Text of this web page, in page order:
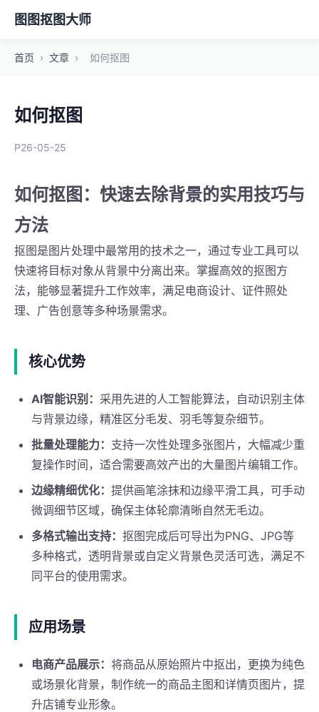
图图抠图大师
首页 › 文章 › 如何抠图
如何抠图
P26-05-25
如何抠图：快速去除背景的实用技巧与
方法
抠图是图片处理中最常用的技术之一，通过专业工具可以
快速将目标对象从背景中分离出来。掌握高效的抠图方
法，能够显著提升工作效率，满足电商设计、证件照处
理、广告创意等多种场景需求。
核心优势
AI智能识别： 采用先进的人工智能算法，自动识别主体
与背景边缘，精准区分毛发、羽毛等复杂细节。
批量处理能力： 支持一次性处理多张图片，大幅减少重
复操作时间，适合需要高效产出的大量图片编辑工作。
边缘精细优化： 提供画笔涂抹和边缘平滑工具，可手动
微调细节区域，确保主体轮廓清晰自然无毛边。
多格式输出支持： 抠图完成后可导出为PNG、JPG等
多种格式，透明背景或自定义背景色灵活可选，满足不
同平台的使用需求。
应用场景
电商产品展示： 将商品从原始照片中抠出，更换为纯色
或场景化背景，制作统一的商品主图和详情页图片，提
升店铺专业形象。